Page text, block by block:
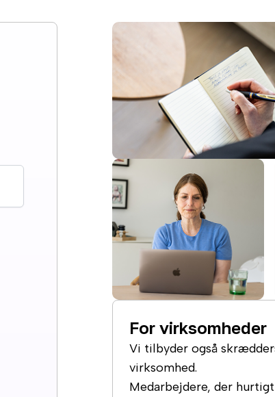
For virksomheder
Vi tilbyder også
virksomhed.
Medarbejdere, der